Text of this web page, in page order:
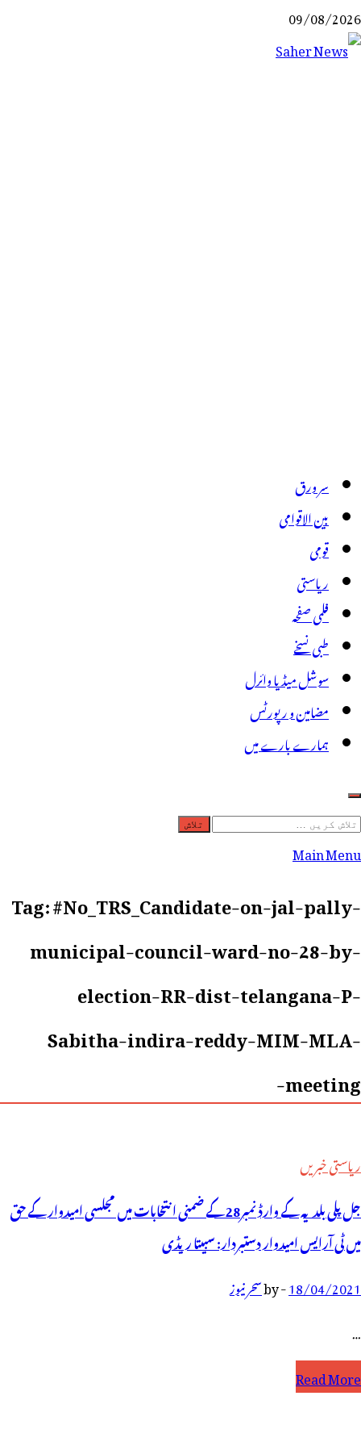
Skip
to
09/08/2026
سر ورق
بین الاقوامی
قومی
ریاستی
فلمی صفحہ
طبی نسخے
سوشل میڈیا وائرل
مضامین و رپورٹس
ہمارے بارے میں
تلاش
کریں
Main Menu
Tag:#No_TRS_Candidate-on-jal-pally-
municipal-council-ward-no-28-by-
election-RR-dist-telangana-P-
Sabitha-indira-reddy-MIM-MLA-
meeting-
ریاستی خبریں
جل پلی بلدیہ کے وارڈ نمبر28 کے ضمنی انتخابات میں مجلسی امیدوار کے حق
میں ٹی آرایس امیدوار دستبردار: سبیتا ریڈی
18/04/2021
-
byسحر نیوز
…
جل
Read More